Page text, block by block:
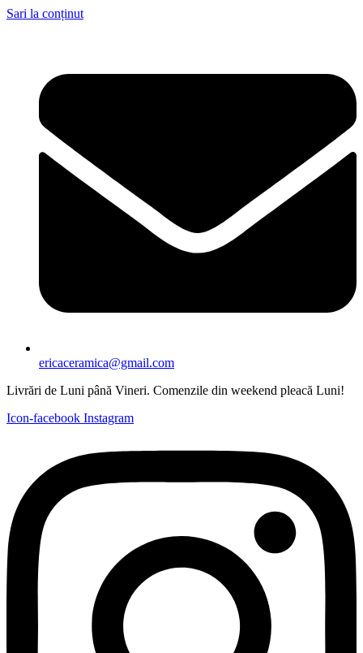
Sari la conținut
ericaceramica@gmail.com
Livrări de Luni până Vineri. Comenzile din weekend pleacă Luni!
Icon-facebook Instagram